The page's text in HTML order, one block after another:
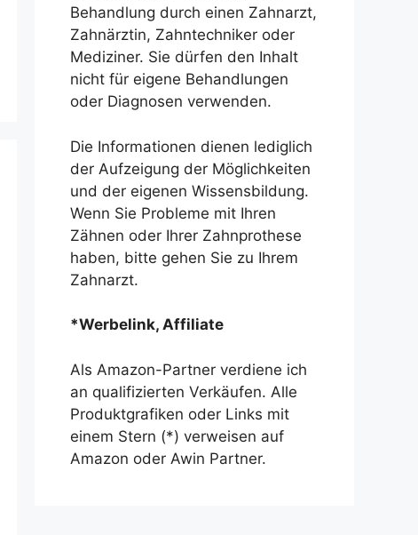
Behandlung durch einen Zahnarzt,
Zahnärztin, Zahntechniker oder
Mediziner. Sie dürfen den Inhalt
nicht für eigene Behandlungen
oder Diagnosen verwenden.
Die Informationen dienen lediglich
der Aufzeigung der Möglichkeiten
und der eigenen Wissensbildung.
Wenn Sie Probleme mit Ihren
Zähnen oder Ihrer Zahnprothese
haben, bitte gehen Sie zu Ihrem
Zahnarzt.
*Werbelink, Affiliate
Als Amazon-Partner verdiene ich
an qualifizierten Verkäufen. Alle
Produktgrafiken oder Links mit
einem Stern (*) verweisen auf
Amazon oder Awin Partner.